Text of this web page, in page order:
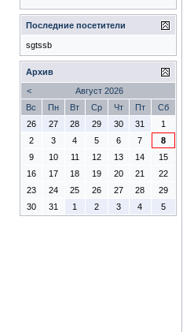
Последние посетители
sgtssb
Архив
<
Август 2026
Вс
Пн Вт Ср Чт Пт
Сб
26
27 28 29 30 31
1
2
3 4 5 6 7
8
9
10 11 12 13 14
15
16
17 18 19 20 21
22
23
24 25 26 27 28
29
30
31 1 2 3 4 5